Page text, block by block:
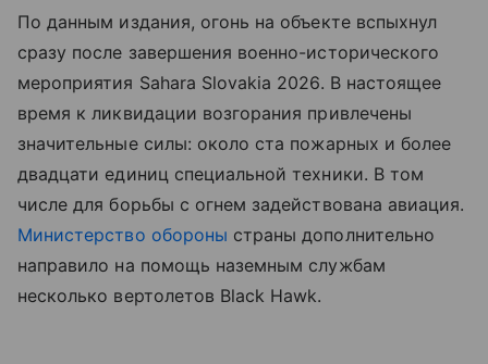
По данным издания, огонь на объекте вспыхнул
сразу после завершения военно-исторического
мероприятия Sahara Slovakia 2026. В настоящее
время к ликвидации возгорания привлечены
значительные силы: около ста пожарных и более
двадцати единиц специальной техники. В том
числе для борьбы с огнем задействована авиация.
Министерство обороны страны дополнительно
направило на помощь наземным службам
несколько вертолетов Black Hawk.